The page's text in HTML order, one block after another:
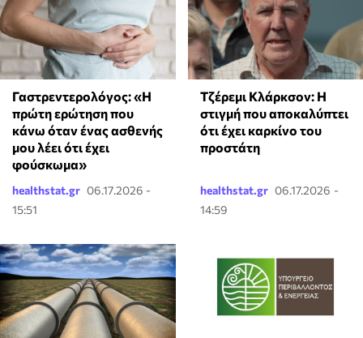
Γαστρεντερολόγος: «Η
πρώτη ερώτηση που
κάνω όταν ένας ασθενής
μου λέει ότι έχει
φούσκωμα»
healthstat.gr 06.17.2026 -
15:51
Τζέρεμι Κλάρκσον: Η
στιγμή που αποκαλύπτει
ότι έχει καρκίνο του
προστάτη
healthstat.gr 06.17.2026 -
14:59